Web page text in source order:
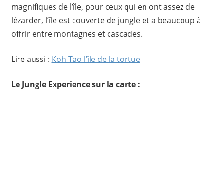
magnifiques de l’île, pour ceux qui en ont assez de
lézarder, l’île est couverte de jungle et a beaucoup à
offrir entre montagnes et cascades.
Lire aussi : Koh Tao l’île de la tortue
Le Jungle Experience sur la carte :